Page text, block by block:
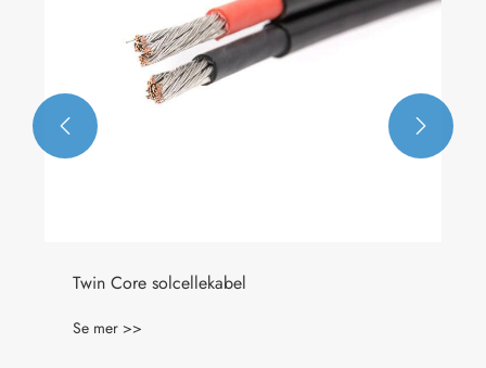
Solcellekabel i aluminium PV1500DC-AL
Se mer >>
 